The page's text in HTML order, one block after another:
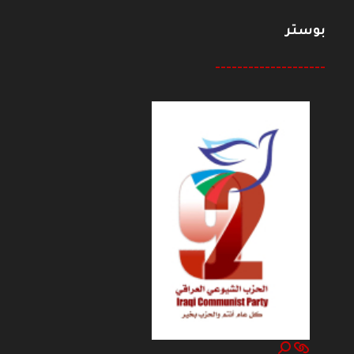
بوستر
--------------------